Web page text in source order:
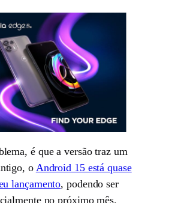
é que a versão traz um
o Android 15 está quase
lançamento, podendo ser
no próximo mês.